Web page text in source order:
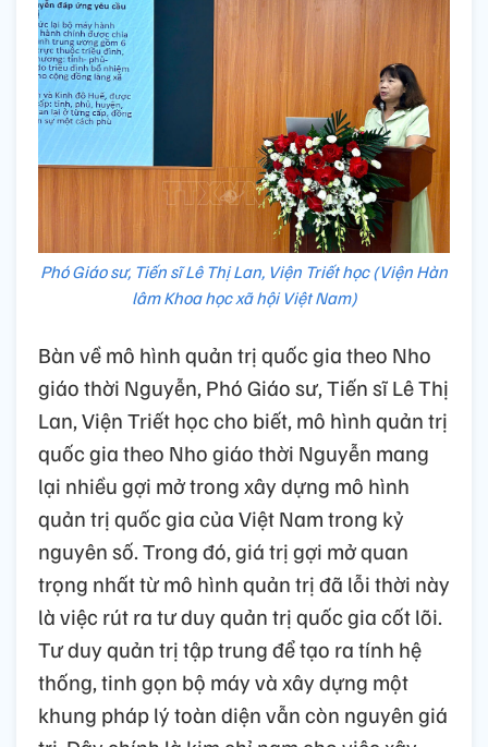
Phó Giáo sư, Tiến sĩ Lê Thị Lan, Viện Triết học (Viện Hàn
lâm Khoa học xã hội Việt Nam)
Bàn về mô hình quản trị quốc gia theo Nho
giáo thời Nguyễn, Phó Giáo sư, Tiến sĩ Lê Thị
Lan, Viện Triết học cho biết, mô hình quản trị
quốc gia theo Nho giáo thời Nguyễn mang
lại nhiều gợi mở trong xây dựng mô hình
quản trị quốc gia của Việt Nam trong kỷ
nguyên số. Trong đó, giá trị gợi mở quan
trọng nhất từ mô hình quản trị đã lỗi thời này
là việc rút ra tư duy quản trị quốc gia cốt lõi.
Tư duy quản trị tập trung để tạo ra tính hệ
thống, tinh gọn bộ máy và xây dựng một
khung pháp lý toàn diện vẫn còn nguyên giá